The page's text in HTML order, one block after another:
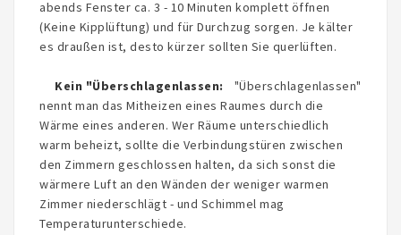
abends Fenster ca. 3 - 10 Minuten komplett öffnen
(Keine Kipplüftung) und für Durchzug sorgen. Je kälter
es draußen ist, desto kürzer sollten Sie querlüften.
Kein "Überschlagenlassen: "Überschlagenlassen"
nennt man das Mitheizen eines Raumes durch die
Wärme eines anderen. Wer Räume unterschiedlich
warm beheizt, sollte die Verbindungstüren zwischen
den Zimmern geschlossen halten, da sich sonst die
wärmere Luft an den Wänden der weniger warmen
Zimmer niederschlägt - und Schimmel mag
Temperaturunterschiede.